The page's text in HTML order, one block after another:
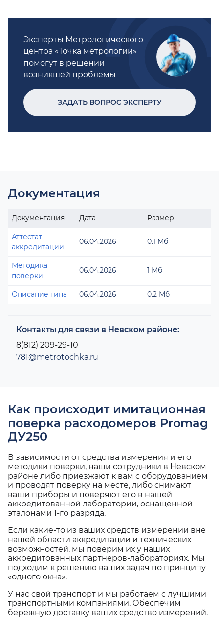
Эксперты Метрологического
центра «Точка метрологии»
помогут в решении
возникшей проблемы
ЗАДАТЬ ВОПРОС ЭКСПЕРТУ
Документация
Документация Дата Размер
Аттестат
аккредитации
06.04.2026 0.1 Мб
Методика
поверки
06.04.2026 1 Мб
Описание типа 06.04.2026 0.2 Мб
Контакты для связи в Невском районе:
8(812) 209-29-10
781@metrotochka.ru
Как происходит имитационная
поверка расходомеров Promag
ДУ250
В зависимости от средства измерения и его
методики поверки, наши сотрудники в Невском
районе либо приезжают к вам с оборудованием
и проводят поверку на месте, либо снимают
ваши приборы и поверяют его в нашей
аккредитованной лаборатории, оснащенной
эталонами 1-го разряда.
Если какие-то из ваших средств измерений вне
нашей области аккредитации и технических
возможностей, мы поверим их у наших
аккредитованных партнеров-лабораториях. Мы
подходим к решению ваших задач по принципу
«одного окна».
У нас свой транспорт и мы работаем с лучшими
транспортными компаниями. Обеспечим
бережную доставку ваших средство измерений.